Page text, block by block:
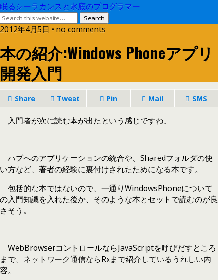
眠るシーラカンスと水底のプログラマー
2012年4月5日 • no comments
本の紹介:Windows Phoneアプリ
開発入門
Share Tweet Pin Mail SMS
入門者が次に読む本が出たという感じですね。
ハブへのアプリケーションの統合や、Sharedフォルダの使
い方など、著者の経験に裏付けされたためになる本です。
包括的な本ではないので、一通りWindowsPhoneについて
の入門知識を入れた後か、そのような本とセットで読むのが良
さそう。
WebBrowserコントロールならJavaScriptを呼びだすところ
まで、ネットワーク通信ならRxまで紹介しているうれしい内
容。